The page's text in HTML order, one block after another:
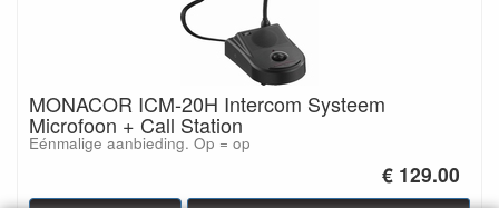
MONACOR ICM-20H Intercom Systeem
Microfoon + Call Station
Eénmalige aanbieding. Op = op
€ 129.00